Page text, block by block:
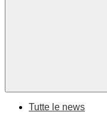
Tutte le news